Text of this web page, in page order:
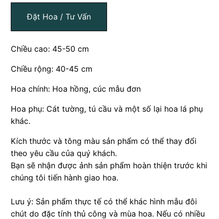
Đặt Hoa / Tư Vấn
Chiều cao: 45-50 cm
Chiều rộng: 40-45 cm
Hoa chính: Hoa hồng, cúc mẫu đơn
Hoa phụ: Cát tường, tú cầu và một số lại hoa lá phụ
khác.
Kích thước và tông màu sản phẩm có thể thay đổi
theo yêu cầu của quý khách.
Bạn sẽ nhận được ảnh sản phẩm hoàn thiện trước khi
chúng tôi tiến hành giao hoa.
Lưu ý: Sản phẩm thực tế có thể khác hình mẫu đôi
chút do đặc tính thủ công và mùa hoa. Nếu có nhiều